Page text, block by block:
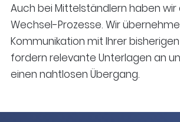
Auch bei Mittelständlern haben
Wechsel-Prozesse. Wir
Kommunikation mit Ihrer bisherigen
fordern relevante Unterlagen an
einen nahtlosen Übergang.